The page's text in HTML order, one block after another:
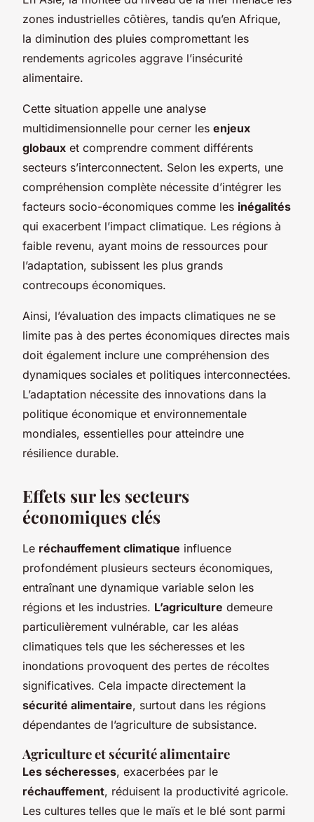
zones industrielles côtières, tandis qu’en Afrique,
la diminution des pluies compromettant les
rendements agricoles aggrave l’insécurité
alimentaire.
Cette situation appelle une analyse
multidimensionnelle pour cerner les enjeux
globaux et comprendre comment différents
secteurs s’interconnectent. Selon les experts, une
compréhension complète nécessite d’intégrer les
facteurs socio-économiques comme les inégalités
qui exacerbent l’impact climatique. Les régions à
faible revenu, ayant moins de ressources pour
l’adaptation, subissent les plus grands
contrecoups économiques.
Ainsi, l’évaluation des impacts climatiques ne se
limite pas à des pertes économiques directes mais
doit également inclure une compréhension des
dynamiques sociales et politiques interconnectées.
L’adaptation nécessite des innovations dans la
politique économique et environnementale
mondiales, essentielles pour atteindre une
résilience durable.
Effets sur les secteurs
économiques clés
Le réchauffement climatique influence
profondément plusieurs secteurs économiques,
entraînant une dynamique variable selon les
régions et les industries. L’agriculture demeure
particulièrement vulnérable, car les aléas
climatiques tels que les sécheresses et les
inondations provoquent des pertes de récoltes
significatives. Cela impacte directement la
sécurité alimentaire, surtout dans les régions
dépendantes de l’agriculture de subsistance.
Agriculture et sécurité alimentaire
Les sécheresses, exacerbées par le
réchauffement, réduisent la productivité agricole.
Les cultures telles que le maïs et le blé sont parmi